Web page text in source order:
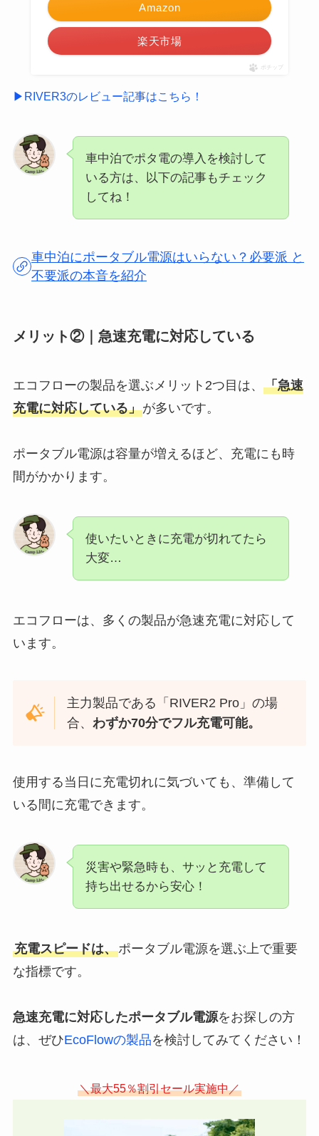
Amazon
楽天市場
ポチップ
▶RIVER3のレビュー記事はこちら！
車中泊でポタ電の導入を検討して
いる方は、以下の記事もチェック
してね！
車中泊にポータブル電源はいらない？必要派 と
不要派の本音を紹介
メリット②｜急速充電に対応している
エコフローの製品を選ぶメリット2つ目は、 「急速
充電に対応している」が多いです。
ポータブル電源は容量が増えるほど、充電にも時
間がかかります。
使いたいときに充電が切れてたら
大変…
エコフローは、多くの製品が急速充電に対応して
います。
主力製品である「RIVER2 Pro」の場
合、わずか70分でフル充電可能。
使用する当日に充電切れに気づいても、準備して
いる間に充電できます。
災害や緊急時も、サッと充電して
持ち出せるから安心！
充電スピードは、ポータブル電源を選ぶ上で重要
な指標です。
急速充電に対応したポータブル電源をお探しの方
は、ぜひEcoFlowの製品を検討してみてください！
＼最大55％割引セール実施中／